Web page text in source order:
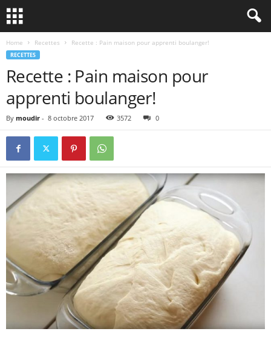
Home Recettes Recette : Pain maison pour apprenti boulanger!
RECETTES
Recette : Pain maison pour
apprenti boulanger!
By moudir - 8 octobre 2017 3572 0